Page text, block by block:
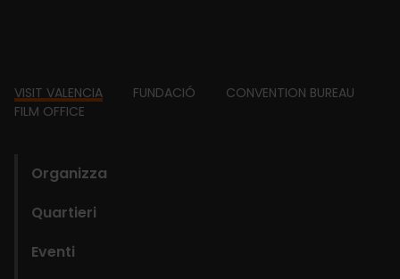
Footer
VISIT VALENCIA FUNDACIÓ
CONVENTION BUREAU
FILM OFFICE
Organizza
Quartieri
Eventi